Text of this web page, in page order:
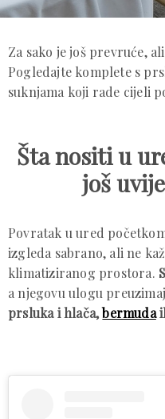
Za sako je još prevruće,
Pogledajte komplete s
suknjama koji rade cijeli
Šta nositi u
još
Povratak u ured
izgleda sabrano, ali ne
klimatiziranog prostora.
a njegovu ulogu
prsluka i hlača,bermuda